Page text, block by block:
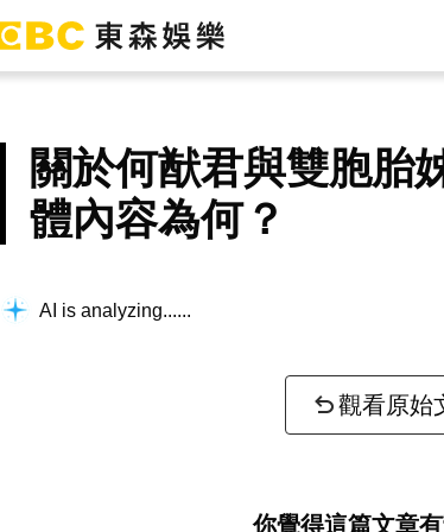
關於何猷君與雙胞胎
體內容為何？
AI is analyzing...
觀看原始
你覺得這篇文章